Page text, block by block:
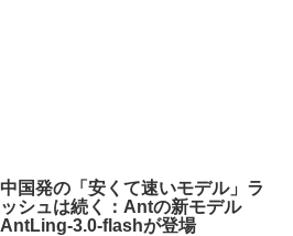
中国発の「安くて速いモデル」ラ
ッシュは続く：Antの新モデル
AntLing-3.0-flashが登場